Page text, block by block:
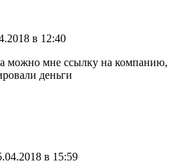
в 12:40
можно мне ссылку на компанию,
деньги
в 15:59